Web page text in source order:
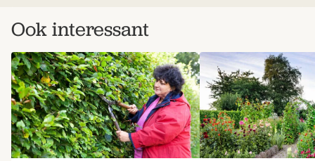
Ook interessant